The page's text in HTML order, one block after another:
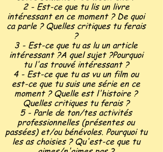
2 - Est-ce que tu lis un livre
intéressant en ce moment ? De quoi
ca parle ? Quelles critiques tu ferais
?
3 - Est-ce que tu as lu un article
intéressant ?A quel sujet ?Pourquoi
tu l'as trouvé intéressant ?
4 - Est-ce que tu as vu un film ou
est-ce que tu suis une série en ce
moment ? Quelle est l'histoire ?
Quelles critiques tu ferais ?
5 - Parle de ton/tes activités
professionnelles (présentes ou
passées) et/ou bénévoles. Pourquoi tu
les as choisies ? Qu'est-ce que tu